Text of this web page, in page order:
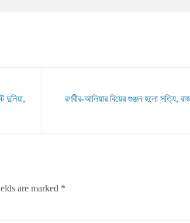
দুনিয়া,
রণবীর-আলিয়ার বিয়ের গুঞ্জন হলো সত্যি,
are marked *